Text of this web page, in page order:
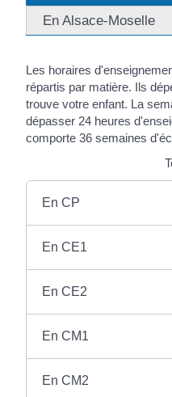
En Alsace-Moselle
Les horaires
répartis par matière. Ils
trouve votre enfant. La
dépasser 24 heures
comporte 36 semaines
En CP
En CE1
En CE2
En CM1
En CM2